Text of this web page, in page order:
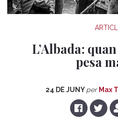
L’Albada:
pesa
24 DE JUNYper Max